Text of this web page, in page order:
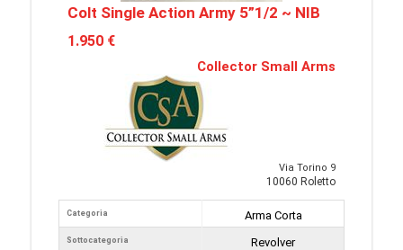
Colt Single Action Army 5”1/2 ~ NIB
1.950 €
Collector Small Arms
Via Torino 9
10060 Roletto
Categoria
Sottocategoria
Arma Corta
Revolver